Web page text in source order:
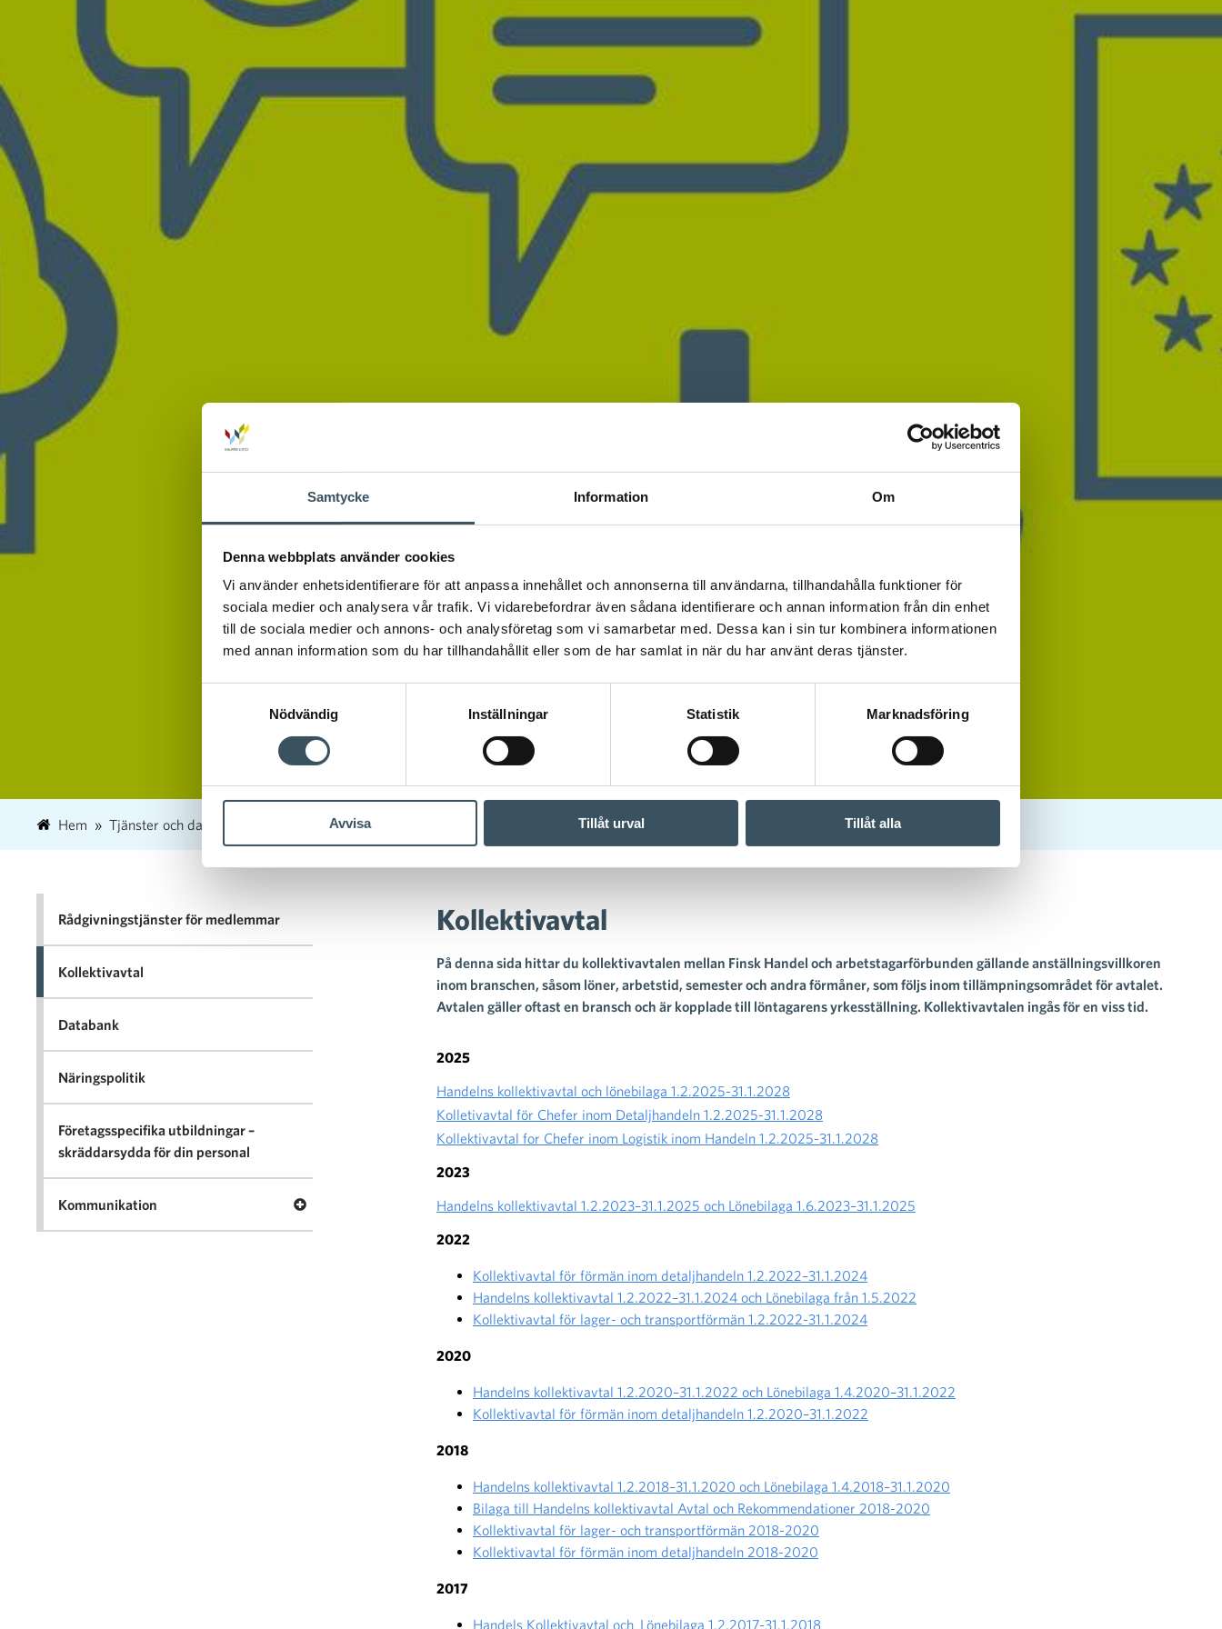
Samtycke Information Om
Denna webbplats använder cookies
Vi använder enhetsidentifierare för att anpassa innehållet och annonserna till användarna, tillhandahålla funktioner för
sociala medier och analysera vår trafik. Vi vidarebefordrar även sådana identifierare och annan information från din enhet
till de sociala medier och annons- och analysföretag som vi samarbetar med. Dessa kan i sin tur kombinera informationen
med annan information som du har tillhandahållit eller som de har samlat in när du har använt deras tjänster.
Nödvändig
Inställningar Statistik Marknadsföring
Avvisa Tillåt urval Tillåt alla
Hem Tjänster och databank Kollektivavtal
Kollektivavtal
På denna sida hittar du kollektivavtalen mellan Finsk Handel och arbetstagarförbunden gällande anställningsvillkoren
inom branschen, såsom löner, arbetstid, semester och andra förmåner, som följs inom tillämpningsområdet för avtalet.
Avtalen gäller oftast en bransch och är kopplade till löntagarens yrkesställning. Kollektivavtalen ingås för en viss tid.
2025
Handelns kollektivavtal och lönebilaga 1.2.2025-31.1.2028
Kolletivavtal för Chefer inom Detaljhandeln 1.2.2025-31.1.2028
Kollektivavtal for Chefer inom Logistik inom Handeln 1.2.2025-31.1.2028
2023
Handelns kollektivavtal 1.2.2023–31.1.2025 och Lönebilaga 1.6.2023–31.1.2025
2022
Kollektivavtal för förmän inom detaljhandeln 1.2.2022–31.1.2024
Handelns kollektivavtal 1.2.2022–31.1.2024 och Lönebilaga från 1.5.2022
Kollektivavtal för lager- och transportförmän 1.2.2022-31.1.2024
2020
Handelns kollektivavtal 1.2.2020–31.1.2022 och Lönebilaga 1.4.2020–31.1.2022
Kollektivavtal för förmän inom detaljhandeln 1.2.2020–31.1.2022
2018
Handelns kollektivavtal 1.2.2018–31.1.2020 och Lönebilaga 1.4.2018–31.1.2020
Bilaga till Handelns kollektivavtal Avtal och Rekommendationer 2018-2020
Kollektivavtal för lager- och transportförmän 2018-2020
Kollektivavtal för förmän inom detaljhandeln 2018-2020
2017
Handels Kollektivavtal och_Lönebilaga 1.2.2017-31.1.2018
Rådgivningstjänster för medlemmar
Kollektivavtal
Databank
Näringspolitik
Företagsspecifika utbildningar –
skräddarsydda för din personal
Kommunikation Öppna menyn Kommunikation